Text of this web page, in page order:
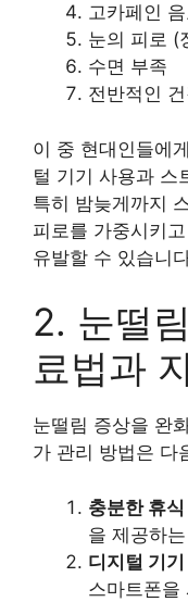
고카페인
눈의 피로 (
수면 부족
전반적인
이 중 현대인들에
털 기기 사용과 스
특히 밤늦게까지
피로를 가중시키
유발할 수 있습니
2. 눈떨
료법과
눈떨림 증상을 완
가 관리 방법은 다
충분한 휴
을 제공하
디지털 기
스마트폰을